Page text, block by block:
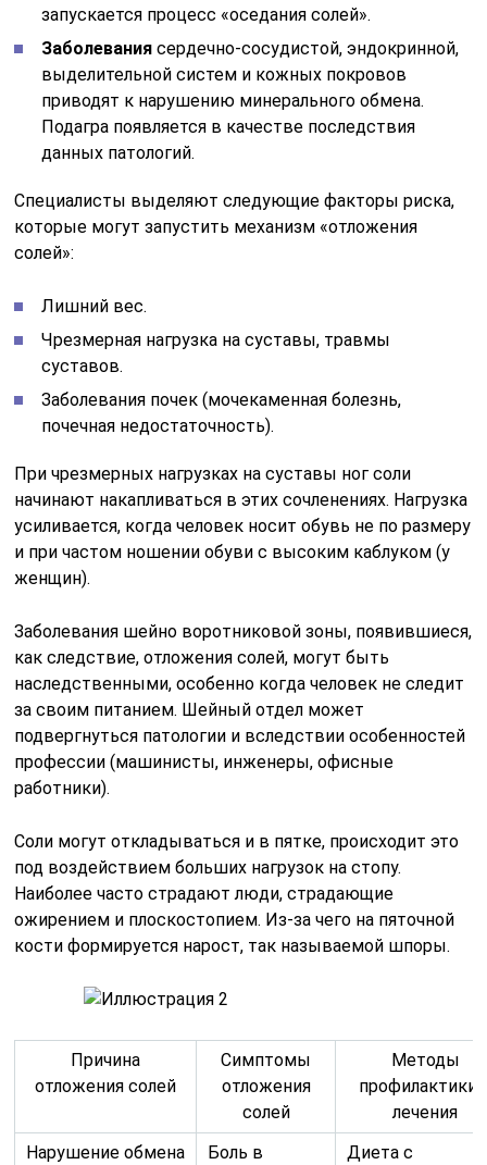
запускается процесс «оседания солей».
Заболевания сердечно-сосудистой, эндокринной,
выделительной систем и кожных покровов
приводят к нарушению минерального обмена.
Подагра появляется в качестве последствия
данных патологий.
Специалисты выделяют следующие факторы риска,
которые могут запустить механизм «отложения
солей»:
Лишний вес.
Чрезмерная нагрузка на суставы, травмы
суставов.
Заболевания почек (мочекаменная болезнь,
почечная недостаточность).
При чрезмерных нагрузках на суставы ног соли
начинают накапливаться в этих сочленениях. Нагрузка
усиливается, когда человек носит обувь не по размеру
и при частом ношении обуви с высоким каблуком (у
женщин).
Заболевания шейно воротниковой зоны, появившиеся,
как следствие, отложения солей, могут быть
наследственными, особенно когда человек не следит
за своим питанием. Шейный отдел может
подвергнуться патологии и вследствии особенностей
профессии (машинисты, инженеры, офисные
работники).
Соли могут откладываться и в пятке, происходит это
под воздействием больших нагрузок на стопу.
Наиболее часто страдают люди, страдающие
ожирением и плоскостопием. Из-за чего на пяточной
кости формируется нарост, так называемой шпоры.
Причина
отложения солей
Симптомы
отложения
солей
Методы
профилактики
лечения
Нарушение обмена
Боль в Диета с